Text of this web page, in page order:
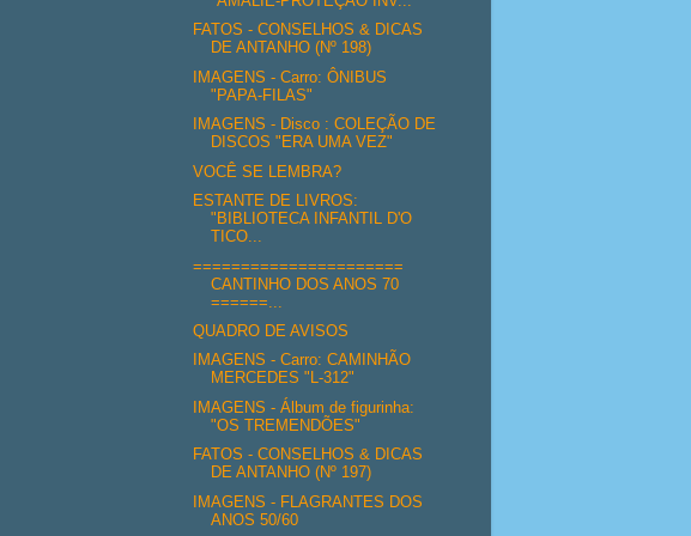
FATOS - CONSELHOS & DICAS
DE ANTANHO (Nº 198)
IMAGENS - Carro: ÔNIBUS
"PAPA-FILAS"
IMAGENS - Disco : COLEÇÃO DE
DISCOS "ERA UMA VEZ"
VOCÊ SE LEMBRA?
ESTANTE DE LIVROS:
"BIBLIOTECA INFANTIL D'O
TICO...
======================
CANTINHO DOS ANOS 70
======...
QUADRO DE AVISOS
IMAGENS - Carro: CAMINHÃO
MERCEDES "L-312"
IMAGENS - Álbum de figurinha:
"OS TREMENDÕES"
FATOS - CONSELHOS & DICAS
DE ANTANHO (Nº 197)
IMAGENS - FLAGRANTES DOS
ANOS 50/60